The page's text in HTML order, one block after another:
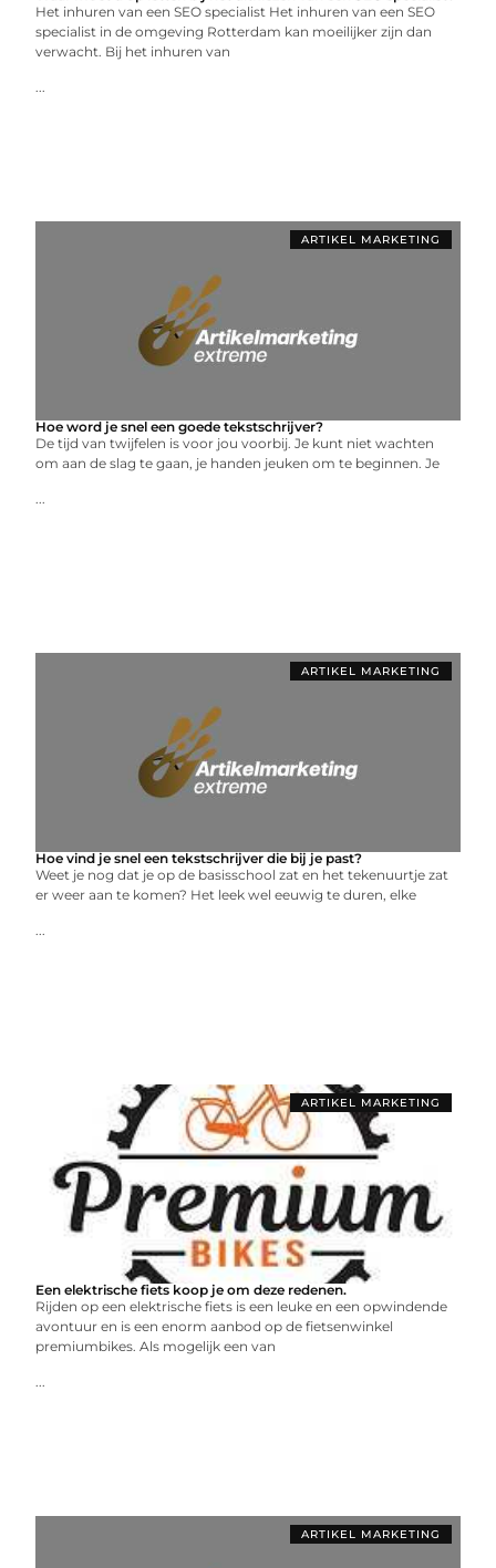
Het inhuren van een SEO specialist Het inhuren van een SEO
specialist in de omgeving Rotterdam kan moeilijker zijn dan
verwacht. Bij het inhuren van
...
ARTIKEL MARKETING
Hoe word je snel een goede tekstschrijver?
De tijd van twijfelen is voor jou voorbij. Je kunt niet wachten
om aan de slag te gaan, je handen jeuken om te beginnen. Je
...
ARTIKEL MARKETING
Hoe vind je snel een tekstschrijver die bij je past?
Weet je nog dat je op de basisschool zat en het tekenuurtje zat
er weer aan te komen? Het leek wel eeuwig te duren, elke
...
ARTIKEL MARKETING
Een elektrische fiets koop je om deze redenen.
Rijden op een elektrische fiets is een leuke en een opwindende
avontuur en is een enorm aanbod op de fietsenwinkel
premiumbikes. Als mogelijk een van
...
ARTIKEL MARKETING